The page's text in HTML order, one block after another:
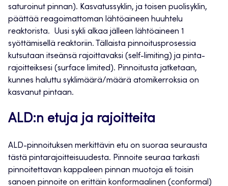
saturoinut pinnan). Kasvatussyklin, ja toisen puolisyklin,
päättää reagoimattoman lähtöaineen huuhtelu
reaktorista. Uusi sykli alkaa jälleen lähtöaineen 1
syöttämisellä reaktoriin. Tällaista pinnoitusprosessia
kutsutaan itseänsä rajoittavaksi (self-limiting) ja pinta-
rajoitteiksesi (surface limited). Pinnoitusta jatketaan,
kunnes haluttu syklimäärä/määrä atomikerroksia on
kasvanut pintaan.
ALD:n etuja ja rajoitteita
ALD-pinnoituksen merkittävin etu on suoraa seurausta
tästä pintarajoitteisuudesta. Pinnoite seuraa tarkasti
pinnoitettavan kappaleen pinnan muotoja eli toisin
sanoen pinnoite on erittäin konformaalinen (conformal)